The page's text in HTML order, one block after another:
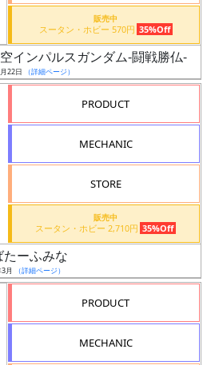
販売中
スータン・ホビー 570円 35%Off
インパルスガンダム-闘戦勝仏-
22日 （詳細ページ）
PRODUCT
MECHANIC
STORE
販売中
スータン・ホビー 2,710円 35%Off
ーふみな
月 （詳細ページ）
PRODUCT
MECHANIC